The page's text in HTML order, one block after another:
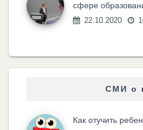
сфере
22.10.2020
СМИ о
Как отучить